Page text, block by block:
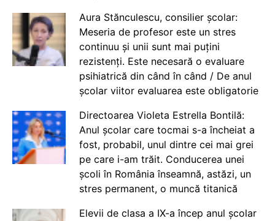
Aura Stănculescu, consilier școlar:
Meseria de profesor este un stres
continuu și unii sunt mai puțini
rezistenți. Este necesară o evaluare
psihiatrică din când în când / De anul
școlar viitor evaluarea este obligatorie
Directoarea Violeta Estrella Bontilă:
Anul școlar care tocmai s-a încheiat a
fost, probabil, unul dintre cei mai grei
pe care i-am trăit. Conducerea unei
școli în România înseamnă, astăzi, un
stres permanent, o muncă titanică
Elevii de clasa a IX-a încep anul școlar